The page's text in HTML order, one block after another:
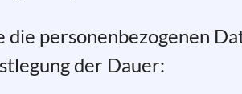
die personenbezogenen
der Dauer: